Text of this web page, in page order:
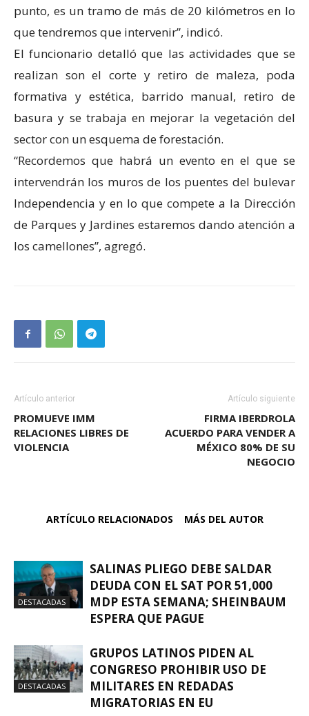
punto, es un tramo de más de 20 kilómetros en lo
que tendremos que intervenir”, indicó.
El funcionario detalló que las actividades que se
realizan son el corte y retiro de maleza, poda
formativa y estética, barrido manual, retiro de
basura y se trabaja en mejorar la vegetación del
sector con un esquema de forestación.
“Recordemos que habrá un evento en el que se
intervendrán los muros de los puentes del bulevar
Independencia y en lo que compete a la Dirección
de Parques y Jardines estaremos dando atención a
los camellones”, agregó.
Artículo anterior
PROMUEVE IMM
RELACIONES LIBRES DE
VIOLENCIA
Artículo siguiente
FIRMA IBERDROLA
ACUERDO PARA VENDER A
MÉXICO 80% DE SU
NEGOCIO
ARTÍCULO RELACIONADOS MÁS DEL AUTOR
DESTACADAS
SALINAS PLIEGO DEBE SALDAR
DEUDA CON EL SAT POR 51,000
MDP ESTA SEMANA; SHEINBAUM
ESPERA QUE PAGUE
DESTACADAS
GRUPOS LATINOS PIDEN AL
CONGRESO PROHIBIR USO DE
MILITARES EN REDADAS
MIGRATORIAS EN EU